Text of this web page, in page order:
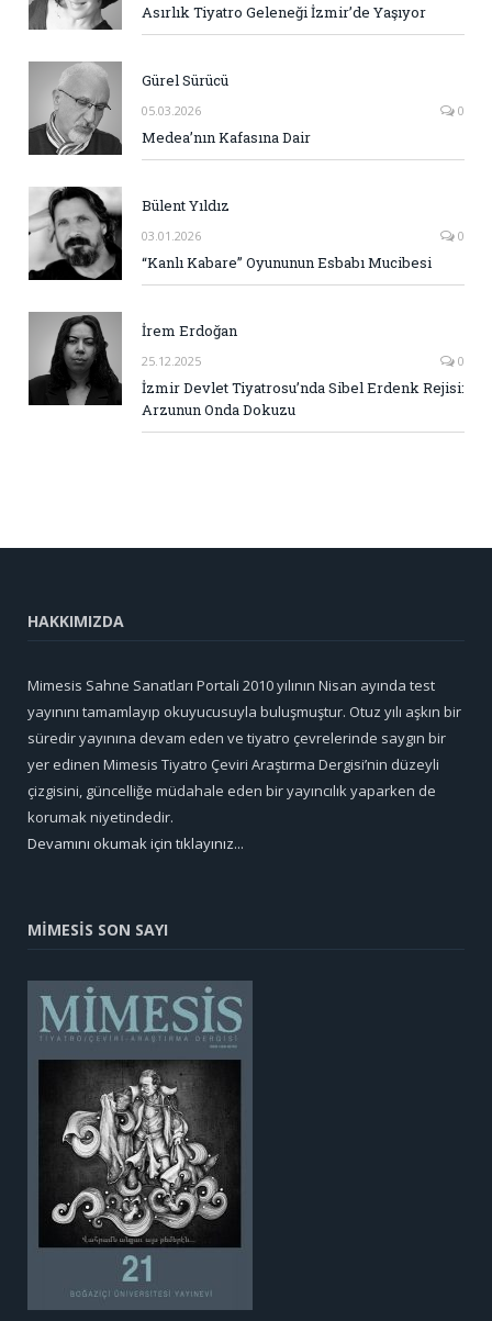
Asırlık Tiyatro Geleneği İzmir’de Yaşıyor
Gürel Sürücü
05.03.2026 0
Medea’nın Kafasına Dair
Bülent Yıldız
03.01.2026 0
“Kanlı Kabare” Oyununun Esbabı Mucibesi
İrem Erdoğan
25.12.2025 0
İzmir Devlet Tiyatrosu’nda Sibel Erdenk Rejisi:
Arzunun Onda Dokuzu
HAKKIMIZDA
Mimesis Sahne Sanatları Portali 2010 yılının Nisan ayında test
yayınını tamamlayıp okuyucusuyla buluşmuştur. Otuz yılı aşkın bir
süredir yayınına devam eden ve tiyatro çevrelerinde saygın bir
yer edinen Mimesis Tiyatro Çeviri Araştırma Dergisi’nin düzeyli
çizgisini, güncelliğe müdahale eden bir yayıncılık yaparken de
korumak niyetindedir.
Devamını okumak için tıklayınız...
MİMESİS SON SAYI